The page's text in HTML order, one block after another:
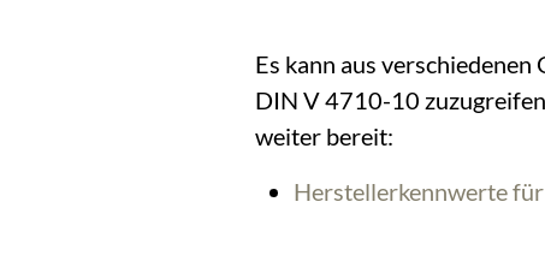
Es kann aus
DIN V 4710-10
weiter bereit:
Herstellerkennwerte